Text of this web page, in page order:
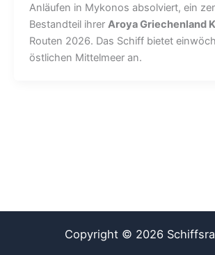
Anläufen in Mykonos absolviert, ein
Bestandteil ihrer Aroya Griechenland
Routen 2026. Das Schiff bietet
östlichen Mittelmeer an.
Copyright © 2026